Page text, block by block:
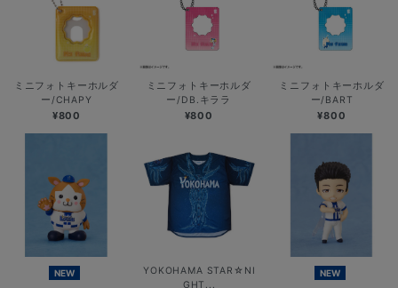
ミニフォトキーホルダ
ー/CHAPY
¥800
ミニフォトキーホルダ
ー/DB.キララ
¥800
ミニフォトキーホルダ
ー/BART
¥800
NEW
YOKOHAMA STAR☆NI
GHT...
NEW